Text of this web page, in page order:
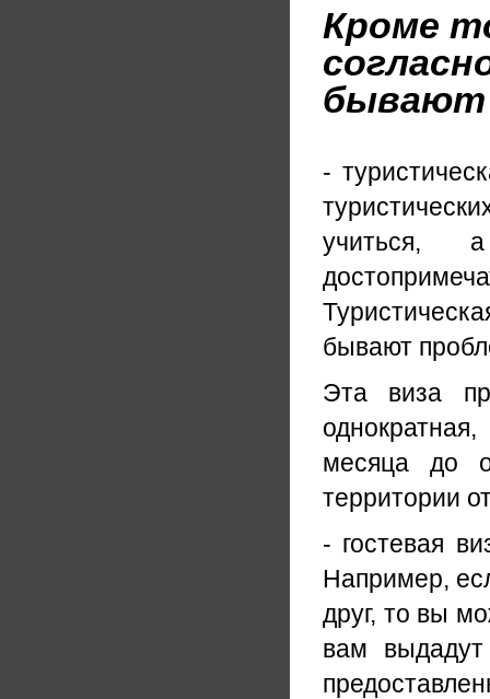
Кроме
бывают
-
учиться,
бывают
Эта виза
месяца до
территории
- гостевая
Например,
друг, то вы
вам выдадут